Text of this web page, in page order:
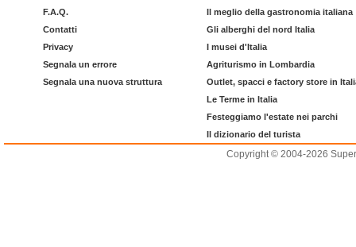
F.A.Q.
Contatti
Privacy
Segnala un errore
Segnala una nuova struttura
Il meglio della gastronomia italiana
Gli alberghi del nord Italia
I musei d'Italia
Agriturismo in Lombardia
Outlet, spacci e factory store in
Le Terme in Italia
Festeggiamo l'estate nei parchi
Il dizionario del turista
Copyright © 2004-2026